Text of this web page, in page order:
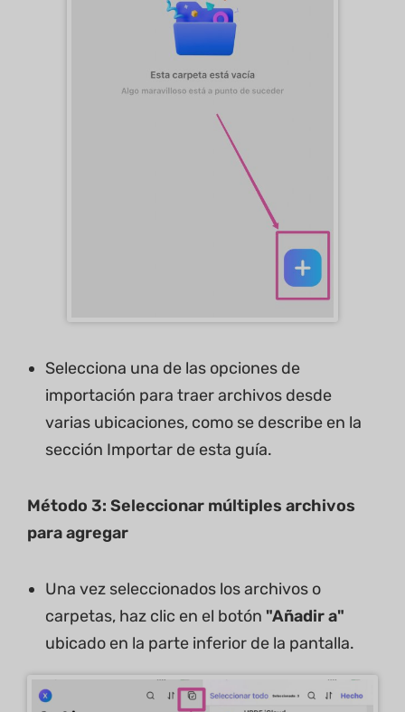
Selecciona una de las opciones de
importación para traer archivos desde
varias ubicaciones, como se describe en la
sección Importar de esta guía.
Método 3: Seleccionar múltiples archivos
para agregar
Una vez seleccionados los archivos o
carpetas, haz clic en el botón "Añadir a"
ubicado en la parte inferior de la pantalla.